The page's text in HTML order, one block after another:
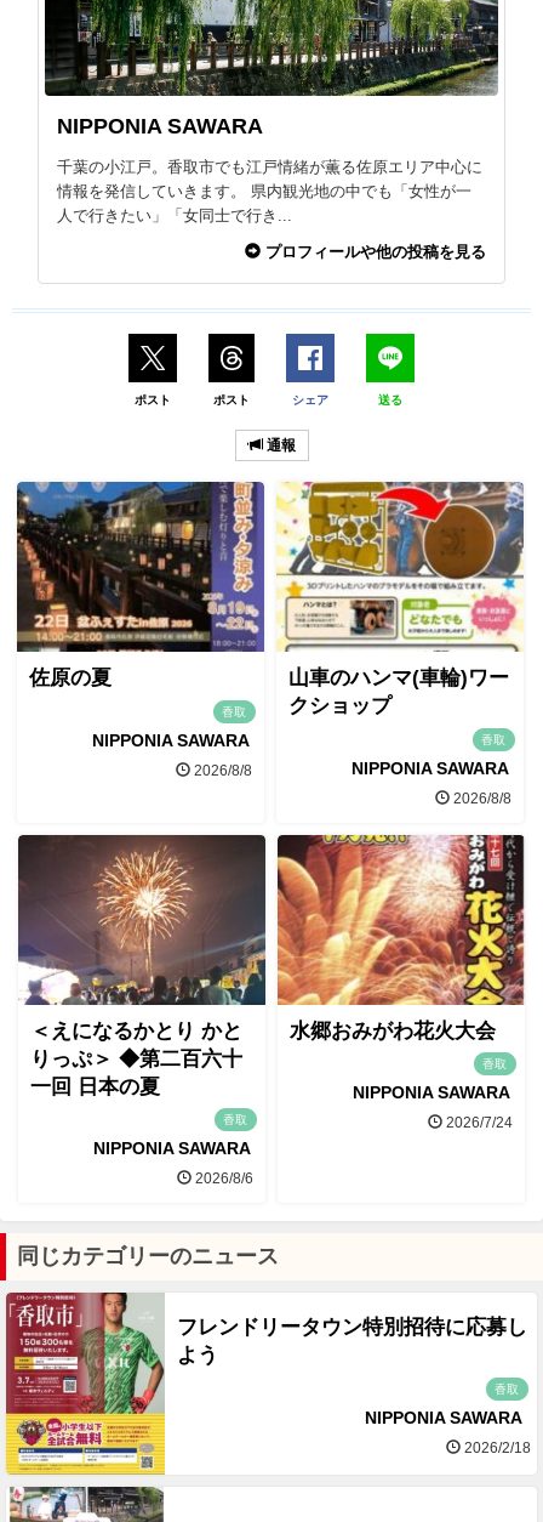
NIPPONIA SAWARA
千葉の小江戸。香取市でも江戸情緒が薫る佐原エリア中心に
情報を発信していきます。 県内観光地の中でも「女性が一
人で行きたい」「女同士で行き...
プロフィールや他の投稿を見る
ポスト ポスト シェア 送る
通報
佐原の夏
香取
NIPPONIA SAWARA
2026/8/8
山車のハンマ(車輪)ワー
クショップ
香取
NIPPONIA SAWARA
2026/8/8
＜えになるかとり かと
りっぷ＞ ◆第二百六十
一回 日本の夏
香取
NIPPONIA SAWARA
2026/8/6
水郷おみがわ花火大会
香取
NIPPONIA SAWARA
2026/7/24
同じカテゴリーのニュース
フレンドリータウン特別招待に応募し
よう
香取
NIPPONIA SAWARA
2026/2/18